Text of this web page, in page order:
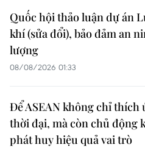
Quốc hội thảo luận dự án
khí (sửa đổi), bảo đảm an
lượng
08/08/2026 01:33
Để ASEAN không chỉ thích
thời đại, mà còn chủ động
phát huy hiệu quả vai trò